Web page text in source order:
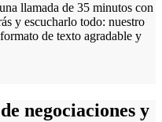
llamada de 35 minutos con
y escucharlo todo: nuestro
de texto agradable y
negociaciones y